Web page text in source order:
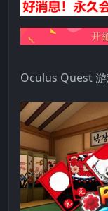
Oculus Quest